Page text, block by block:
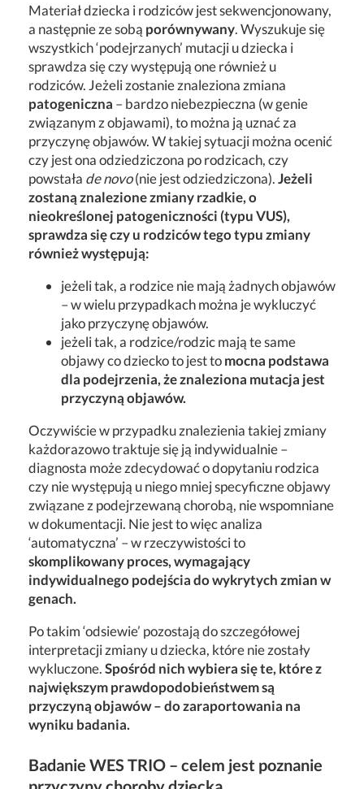
Materiał dziecka i rodziców jest sekwencjonowany,
a następnie ze sobą porównywany. Wyszukuje się
wszystkich ‘podejrzanych’ mutacji u dziecka i
sprawdza się czy występują one również u
rodziców. Jeżeli zostanie znaleziona zmiana
patogeniczna – bardzo niebezpieczna (w genie
związanym z objawami), to można ją uznać za
przyczynę objawów. W takiej sytuacji można ocenić
czy jest ona odziedziczona po rodzicach, czy
powstała de novo(nie jest odziedziczona).Jeżeli
zostaną znalezione zmiany rzadkie, o
nieokreślonej patogeniczności (typu VUS),
sprawdza się czy u rodziców tego typu zmiany
również występują:
jeżeli tak, a rodzice nie mają żadnych objawów
– w wielu przypadkach można je wykluczyć
jako przyczynę objawów.
jeżeli tak, a rodzice/rodzic mają te same
objawy co dziecko to jest tomocna podstawa
dla podejrzenia, że znaleziona mutacja jest
przyczyną objawów.
Oczywiście w przypadku znalezienia takiej zmiany
każdorazowo traktuje się ją indywidualnie –
diagnosta może zdecydować o dopytaniu rodzica
czy nie występują u niego mniej specyficzne objawy
związane z podejrzewaną chorobą, nie wspomniane
w dokumentacji. Nie jest to więc analiza
‘automatyczna’ – w rzeczywistości to
skomplikowany proces, wymagający
indywidualnego podejścia do wykrytych zmian w
genach.
Po takim ‘odsiewie’ pozostają do szczegółowej
interpretacji zmiany u dziecka, które nie zostały
wykluczone.Spośród nich wybiera się te, które z
największym prawdopodobieństwem są
przyczyną objawów – do zaraportowania na
wyniku badania.
Badanie WES TRIO – celem jest poznanie